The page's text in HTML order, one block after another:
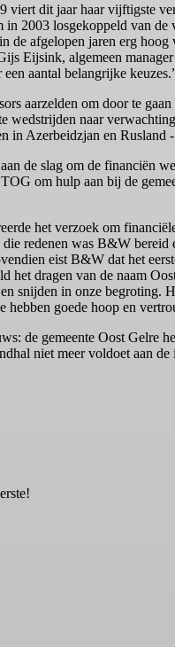
viert dit jaar haar vijftigste
in 2003 losgekoppeld van
de afgelopen jaren erg
Eijsink, algemeen
aantal belangrijke
aarzelden om door te
wedstrijden naar
in Azerbeidzjan en Rusland
de slag om de financiën
om hulp aan bij de
het verzoek om
redenen was B&W
eist B&W dat het
het dragen van de naam
snijden in onze begroting.
hebben goede hoop en
de gemeente Oost Gelre
niet meer voldoet aan